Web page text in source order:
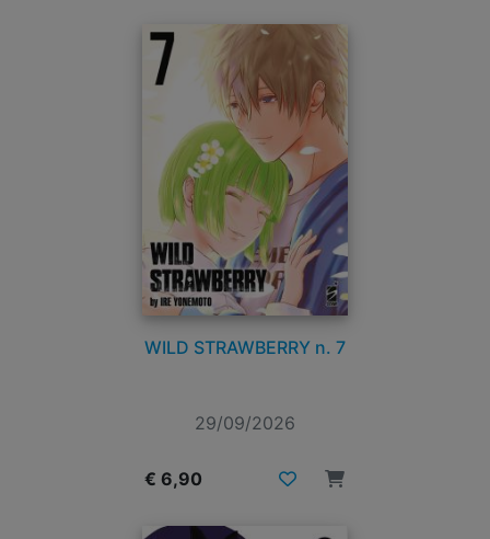
WILD STRAWBERRY n. 7
29/09/2026
€ 6,90